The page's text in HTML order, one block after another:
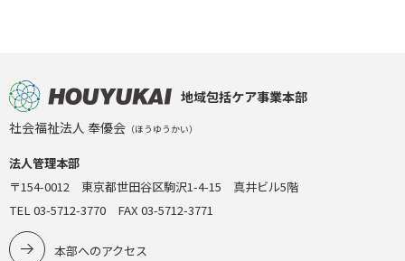
地域包括ケア事業本部
社会福祉法人 奉優会 （ほうゆうかい）
法人管理本部
〒154-0012 東京都世田谷区駒沢1-4-15 真井ビル5階
TEL 03-5712-3770 FAX 03-5712-3771
本部へのアクセス